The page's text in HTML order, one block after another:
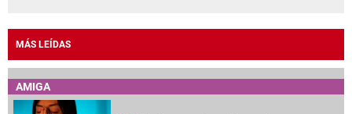
MÁS LEÍDAS
AMIGA